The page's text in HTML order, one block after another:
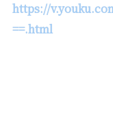
https://
==.html